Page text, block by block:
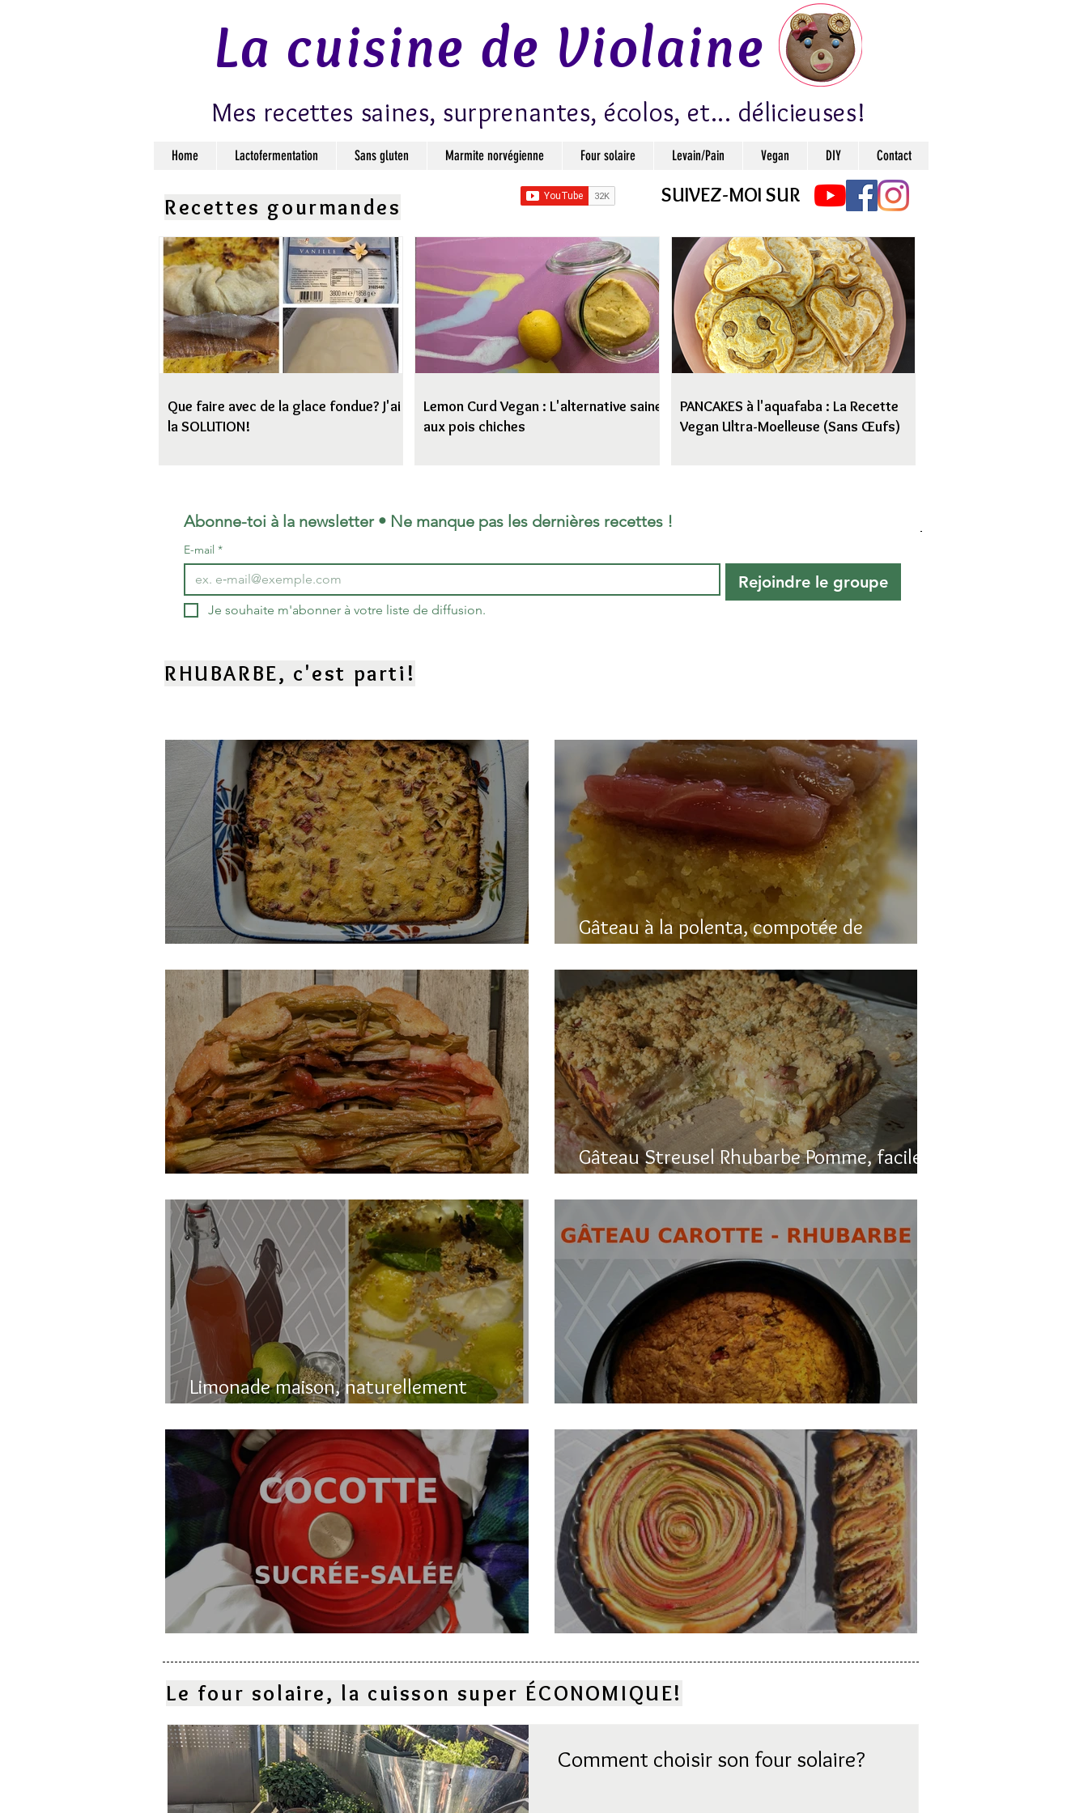
La cuisine de Violaine
Mes recettes saines, surprenantes, écolos, et... délicieuses!
Home Lactofermentation Sans gluten Marmite norvégienne Four solaire Levain/Pain Vegan DIY Contact
Recettes gourmandes SUIVEZ-MOI SUR
Que faire avec de la glace fondue? J'ai
la SOLUTION!
Lemon Curd Vegan : L'alternative saine
aux pois chiches
PANCAKES à l'aquafaba : La Recette
Vegan Ultra-Moelleuse (Sans Œufs)
Abonne-toi à la newsletter • Ne manque pas les dernières recettes !
E-mail *
Rejoindre le groupe
Je souhaite m'abonner à votre liste de diffusion.
RHUBARBE, c'est parti!
Gâteau suisse à la rhubarbe (avec polenta)
Gâteau à la polenta, compotée de
rhubarbe (sans gluten)
Gâteau renversé à la rhubarbe
Gâteau Streusel Rhubarbe Pomme, facile
et hyper bon!
Limonade maison, naturellement
pétillante!!!
Gâteau printanier, carotte et rhubarbe
Cocotte sucrée-salée Deux gâteaux à la rhubarbe
Comment choisir son four solaire?
Le four solaire, la cuisson super ÉCONOMIQUE!